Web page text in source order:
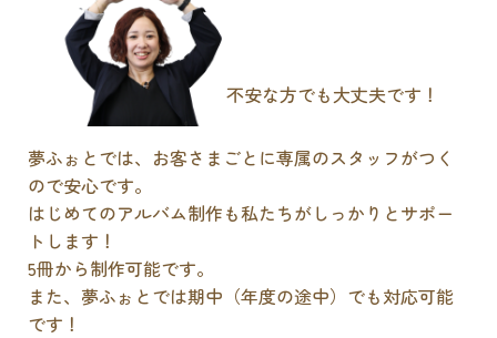
不安な方でも大丈夫です！
夢ふぉとでは、お客さまごとに専属のスタッフがつく
ので安心です。
はじめてのアルバム制作も私たちがしっかりとサポー
トします！
5冊から制作可能です。
また、夢ふぉとでは期中（年度の途中）でも対応可能
です！